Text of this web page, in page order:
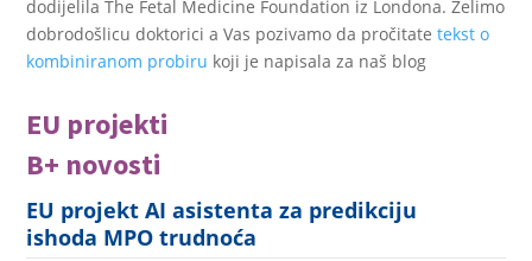
dodijelila The Fetal Medicine Foundation iz Londona. Želimo
dobrodošlicu doktorici a Vas pozivamo da pročitatetekst o
kombiniranom probiru koji je napisala za naš blog
EU projekti
B+ novosti
EU projekt AI asistenta za predikciju
ishoda MPO trudnoća